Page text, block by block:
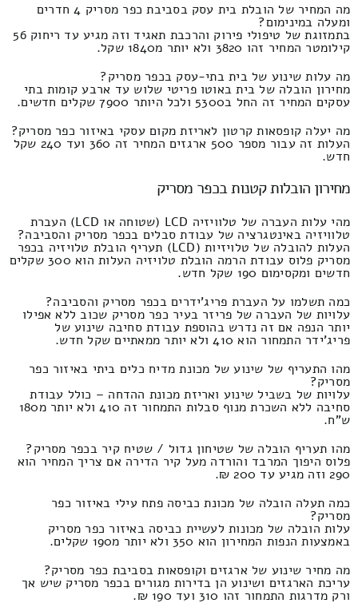
מה המחיר של הובלת בית עסק בסביבת כפר מסריק 4 חדרים
ומעלה במינימום?
בתמזוגת של טיפולי פירוק והרכבת תאגיד וזה מגיע עד ריחוק 56
קילומטר המחיר זהו 3820 ולא יותר מ1840 שקל.
מה עלות שינוע של בית בתי-עסק בכפר מסריק?
מחירון הובלה של בית באוטו פריטי שלוש עד ארבע קומות בתי
עסקים המחיר זה החל ב5300 ולכל היותר 7900 שקלים חדשים.
מה יעלה קופסאות קרטון לאריזת מקום עסקי באיזור כפר מסריק?
העלות זה עבור מספר 500 ארגזים המחיר זה 360 ועד 240 שקל
חדש.
מחירון הובלות קטנות בכפר מסריק
מהי עלות העברה של טלוויזיה LCD (שטוחה או LCD) העברת
טלוויזיה באינטגרציה של עבודת סבלים בכפר מסריק והסביבה?
העלות להובלה של טלויזיות (LCD) תעריף הובלת טלויזיה בכפר
מסריק פלוס עבודת הרמה הובלת טלויזיה העלות הוא 300 שקלים
חדשים ומקסימום 190 שקל חדש.
כמה תשלמו על העברת פריג'ידרים בכפר מסריק והסביבה?
עלויות של העברה של פריזר בעיר כפר מסריק שכוב ללא אפילו
יותר הנפה אם זה נדרש בהוספת עבודת סחיבה שינוע של
פריג'ידר התמחור הוא 410 ולא יותר ממאתיים שקל חדש.
מהו התעריף של שינוע של מכונת מדיח כלים ביתי באיזור כפר
מסריק?
עלויות של בשביל שינוע ואריזת מכונת ההדחה – כולל עבודת
סחיבה ללא השכרת מנוף סבלות התמחור זה 410 ולא יותר מ180
ש"ח.
מהו תעריף הובלה של שטיחון גדול / שטיח קיר בכפר מסריק?
פלוס היפוך המרבד והורדה מעל קיר הדירה אם צריך המחיר הוא
290 וזה מגיע עד 200 ₪.
כמה תעלה הובלה של מכונת כביסה פתח עילי באיזור כפר
מסריק?
עלות הובלה של מכונות לעשיית כביסה באיזור כפר מסריק
באמצעות הנפות המחירון הוא 350 ולא יותר מ190 שקלים.
מה מחיר שינוע של ארגזים וקופסאות בסביבת כפר מסריק?
עריכת הארגזים ושינוע הן בדירות מגורים בכפר מסריק שיש אך
ורק מדרגות התמחור זהו 310 ועד 190 ₪.